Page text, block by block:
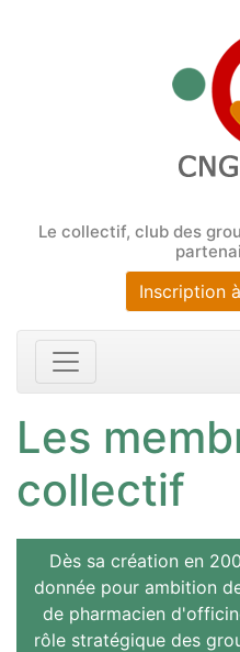
Le collectif, club des
Inscription
Les
collectif
Dès sa création en
donnée pour ambition
de pharmacien
rôle stratégique des